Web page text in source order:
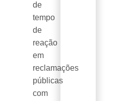
de
tempo
de
reação
em
reclamações
públicas
com